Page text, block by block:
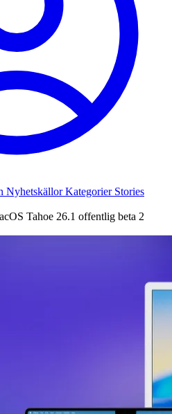
NyhetskällorKategorier Stories
Tahoe 26.1 offentlig beta 2